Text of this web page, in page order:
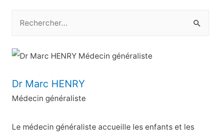
c
e
r
h
Dr Marc HENRY
Médecin généraliste
Le médecin généraliste accueille les enfants et les